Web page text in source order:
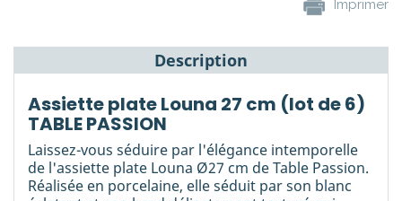
Imprimer
Description
Assiette plate Louna 27 cm (lot de 6)
TABLE PASSION
Laissez-vous séduire par l'élégance intemporelle
de l'assiette plate Louna Ø27 cm de Table Passion.
Réalisée en porcelaine, elle séduit par son blanc